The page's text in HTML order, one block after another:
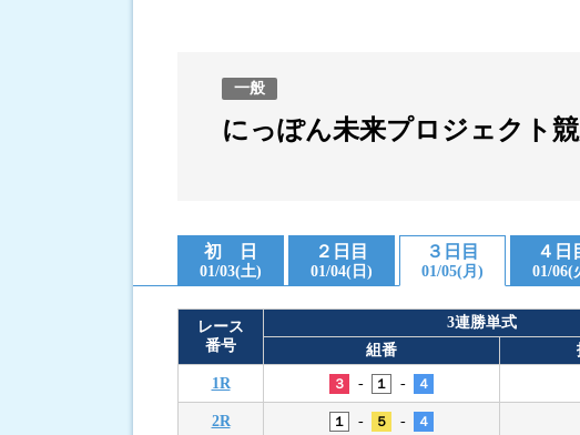
出走表・前日予想PDF
モーター抽選結果・前検タイムランキング
一般
にっぽん未来プロジェクト競
初 日
01/03(土)
２日目
01/04(日)
３日目
01/05(月)
４日
01/06(
レース
番号
3連勝単式
組番
1R
３ - １ - ４
2R １ - ５ - ４